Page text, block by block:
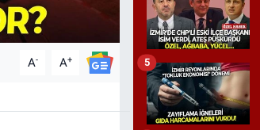
A- A+ 5